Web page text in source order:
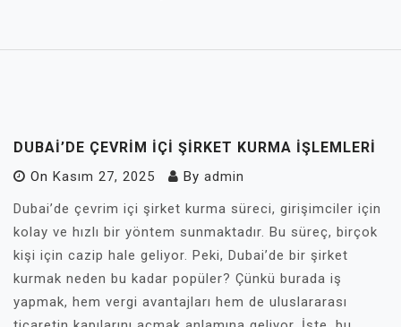
DUBAI’DE ÇEVRIM İÇI ŞIRKET KURMA İŞLEMLERI
On Kasım 27, 2025 By admin
Dubai’de çevrim içi şirket kurma süreci, girişimciler için
kolay ve hızlı bir yöntem sunmaktadır. Bu süreç, birçok
kişi için cazip hale geliyor. Peki, Dubai’de bir şirket
kurmak neden bu kadar popüler? Çünkü burada iş
yapmak, hem vergi avantajları hem de uluslararası